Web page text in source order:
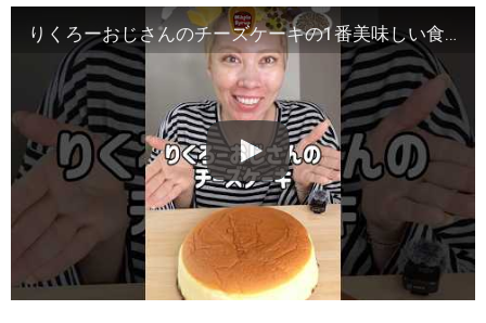
りくろーおじさんのチーズケーキの1番美味しい食べ方！